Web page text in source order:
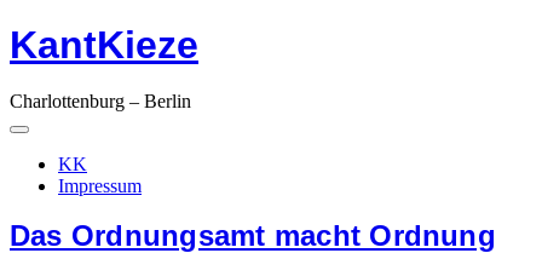
Springe
zum
KantKieze
Charlottenburg – Berlin
Menü
KK
Impressum
Das Ordnungsamt macht Ordnung